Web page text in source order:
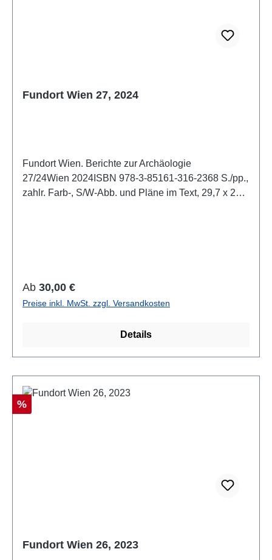
Fundort Wien 27, 2024
Fundort Wien. Berichte zur Archäologie
27/24Wien 2024ISBN 978-3-85161-316-2368 S./pp.,
zahlr. Farb-, S/W-Abb. und Pläne im Text, 29,7 x 21
Regulärer Preis:
Ab 30,00 €
Preise inkl. MwSt. zzgl. Versandkosten
Details
Rabatt
%
Fundort Wien 26, 2023